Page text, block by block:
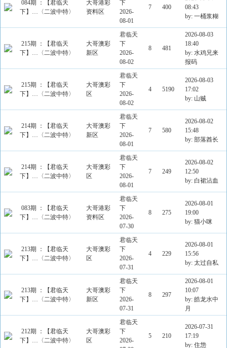
084期 ：【君临天
下】…〈二波中特〉
大哥港彩
资料区
下
2026-
08-01
7 400
08:43
by: 一桶浆糊
215期 ：【君临天
下】…〈二波中特〉
大哥澳彩
新区
君临天
下
2026-
08-02
8 481
2026-08-03
18:40
by: 水鸡兄来
报码
215期 ：【君临天
下】…〈二波中特〉
大哥澳彩
区
君临天
下
2026-
08-02
4 5190
2026-08-03
17:02
by: 山贼
214期 ：【君临天
下】…〈二波中特〉
大哥澳彩
新区
君临天
下
2026-
08-01
7 580
2026-08-02
15:48
by: 部落酋长
214期 ：【君临天
下】…〈二波中特〉
大哥澳彩
区
君临天
下
2026-
08-01
7 249
2026-08-02
12:50
by: 白裙沾血
083期 ：【君临天
下】…〈二波中特〉
大哥港彩
资料区
君临天
下
2026-
07-30
8 275
2026-08-01
19:00
by: 猫小咪
213期 ：【君临天
下】…〈二波中特〉
大哥澳彩
区
君临天
下
2026-
07-31
4 229
2026-08-01
15:56
by: 太过自私
213期 ：【君临天
下】…〈二波中特〉
大哥澳彩
新区
君临天
下
2026-
07-31
8 297
2026-08-01
10:07
by: 皓龙水中
月
212期 ：【君临天
下】…〈二波中特〉
大哥澳彩
区
君临天
下
2026-
5 210
2026-07-31
17:19
by: 住怹